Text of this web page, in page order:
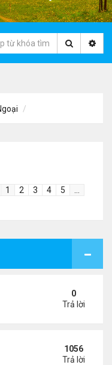
1 2 3 4 5
for Efficient
0
Trả lời
cuộc tấn công phối
1056
Trả lời